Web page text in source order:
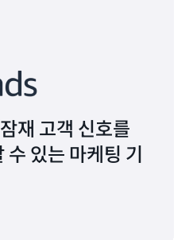
재 고객 신호를
있는 마케팅 기